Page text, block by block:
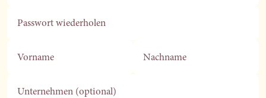
Passwort wiederholen
Vorname Nachname
Unternehmen (optional)